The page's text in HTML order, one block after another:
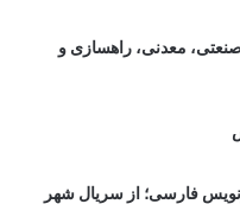
معدنی، راهسازی و
فارسی؛ از سریال شهر